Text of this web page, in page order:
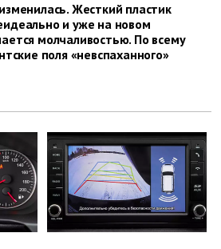
Жесткий пластик
и уже на новом
молчаливостью. По всему
поля «невспаханного»